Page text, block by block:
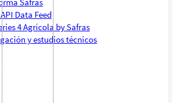
Data Feed
4 Agrícola by Safras
y estudios técnicos